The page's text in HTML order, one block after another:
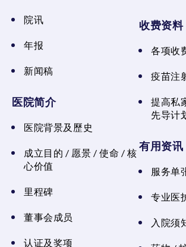
院讯
年报
新闻稿
医院简介
医院背景及歷史
成立目的 / 愿景 / 使命 / 核
心价值
里程碑
董事会成员
认证及奖项
收费资料
各项收
疫苗注
提高私
先导计
有用资讯
服务单
专业医
入院须